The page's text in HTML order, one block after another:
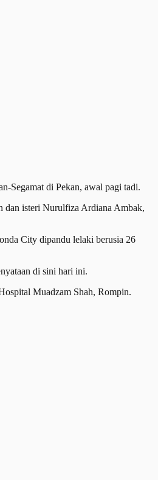
Segamat di Pekan, awal pagi tadi.
dan isteri Nurulfiza Ardiana Ambak,
City dipandu lelaki berusia 26
di sini hari ini.
Muadzam Shah, Rompin.